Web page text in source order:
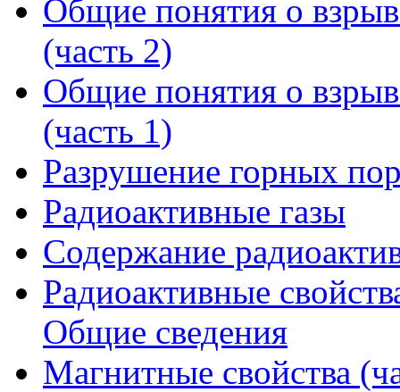
Общие понятия о
(часть 2)
Общие понятия о
(часть 1)
Разрушение горных
Радиоактивные газы
Содержание
Радиоактивные
Общие сведения
Магнитные свойства